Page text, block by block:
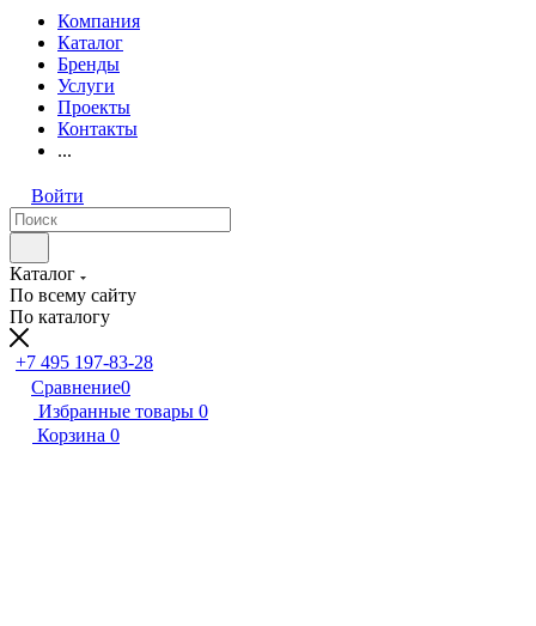
Компания
Каталог
Бренды
Услуги
Проекты
Контакты
...
Войти
Каталог
По всему сайту
По каталогу
+7 495 197-83-28
Сравнение0
Избранные товары 0
Корзина 0